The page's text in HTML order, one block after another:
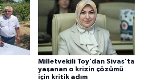
Milletvekili Toy’dan Sivas’ta
yaşanan o krizin çözümü
için kritik adım